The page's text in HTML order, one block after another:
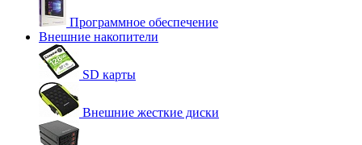
Программное обеспечение
Внешние накопители
SD карты
Внешние жесткие диски